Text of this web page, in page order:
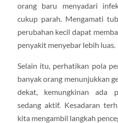
orang baru menyadari
cukup parah. Mengamati
perubahan kecil dapat
penyakit menyebar lebih luas.
Selain itu, perhatikan pola
banyak orang menunjukkan
dekat, kemungkinan ada
sedang aktif. Kesadaran
kita mengambil langkah